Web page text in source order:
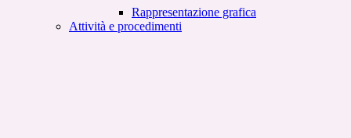
Rappresentazione grafica
Attività e procedimenti